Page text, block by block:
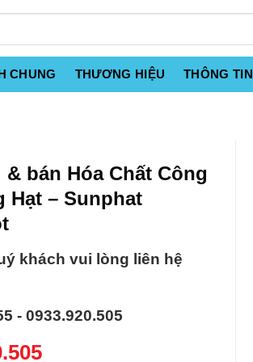
CHUNG THƯƠNG HIỆU THÔNG TIN
bán Hóa Chất Công
Hạt – Sunphat
khách vui lòng liên hệ
- 0933.920.505